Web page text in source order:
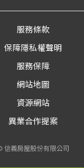
服務條款
保障隱私權聲明
服務保障
網站地圖
資源網站
異業合作提案
信義房屋股份有限公司